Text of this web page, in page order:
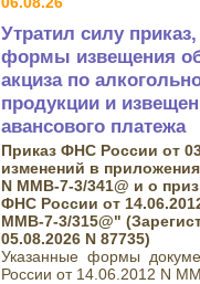
Утратил силу
формы извещения об
акциза по
продукции и
авансового платежа
Приказ ФНС России от
изменений в
N ММВ-7-3/341@ и о
ФНС России от
ММВ-7-3/315@"
05.08.2026 N 87735)
Указанные формы
России от 14.06.2012 N